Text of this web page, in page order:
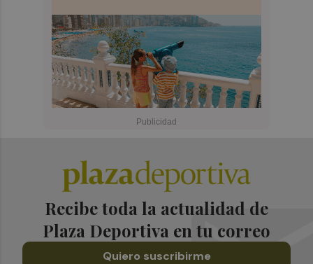
Recibe toda la actualidad de
Plaza Deportiva en tu correo
Quiero suscribirme